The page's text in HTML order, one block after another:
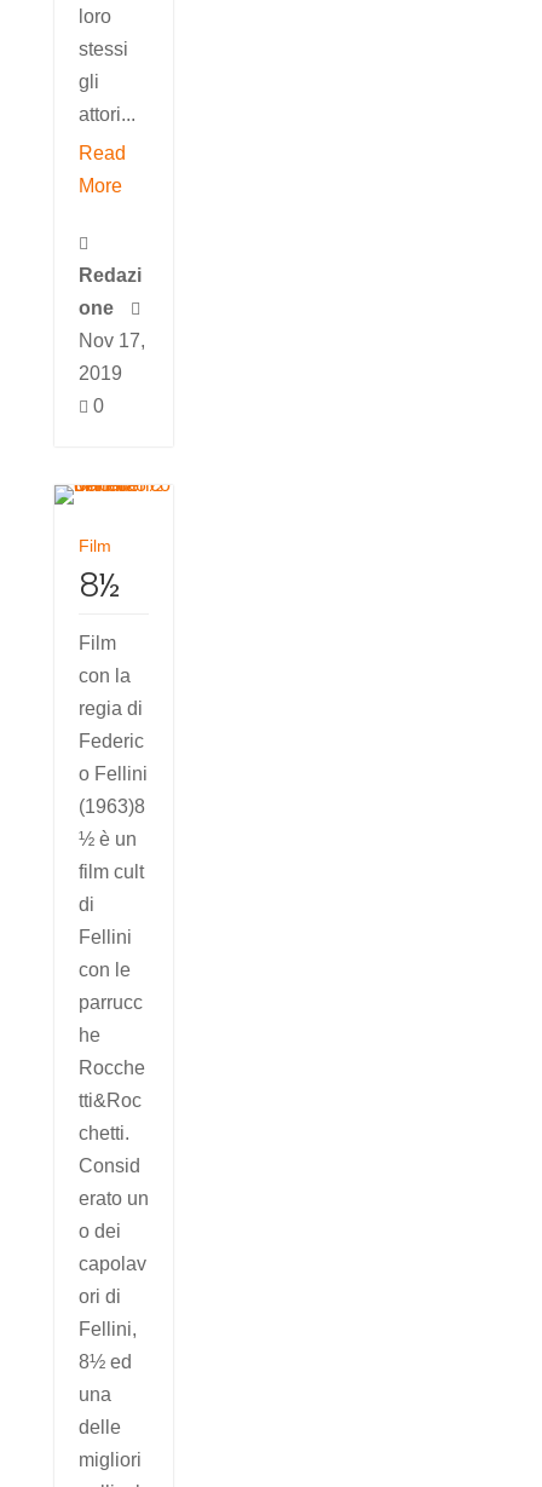
loro
stessi
gli
attori...
Read
More

Redazi
one

Nov 17,
2019
 0
Film
8½
Film
con la
regia di
Federic
o Fellini
(1963)8
½ è un
film cult
di
Fellini
con le
parrucc
he
Rocche
tti&Roc
chetti.
Consid
erato un
o dei
capolav
ori di
Fellini,
8½ ed
una
delle
migliori